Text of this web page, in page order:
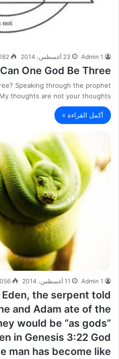
Admin 1 23 أغسطس، 2014
One God Be Three?
Speaking through the prophet
thoughts are not your thoughts, /…
أكمل القراءة »
Admin 1 11 أغسطس، 2014
the serpent told
and Adam ate of the
would be “as gods”
in Genesis 3:22 God
man has become like